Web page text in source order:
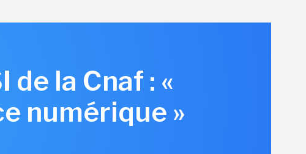
la Cnaf : «
numérique »